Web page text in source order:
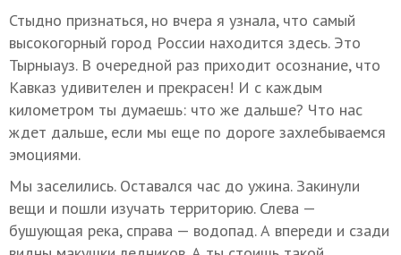
Стыдно признаться, но вчера я узнала, что самый
высокогорный город России находится здесь. Это
Тырныауз. В очередной раз приходит осознание, что
Кавказ удивителен и прекрасен! И с каждым
километром ты думаешь: что же дальше? Что нас
ждет дальше, если мы еще по дороге захлебываемся
эмоциями.
Мы заселились. Оставался час до ужина. Закинули
вещи и пошли изучать территорию. Слева —
бушующая река, справа — водопад. А впереди и сзади